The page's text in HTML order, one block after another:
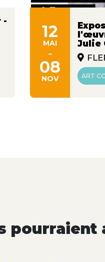
-
12
MAI
-
08
NOV
Julie
ART